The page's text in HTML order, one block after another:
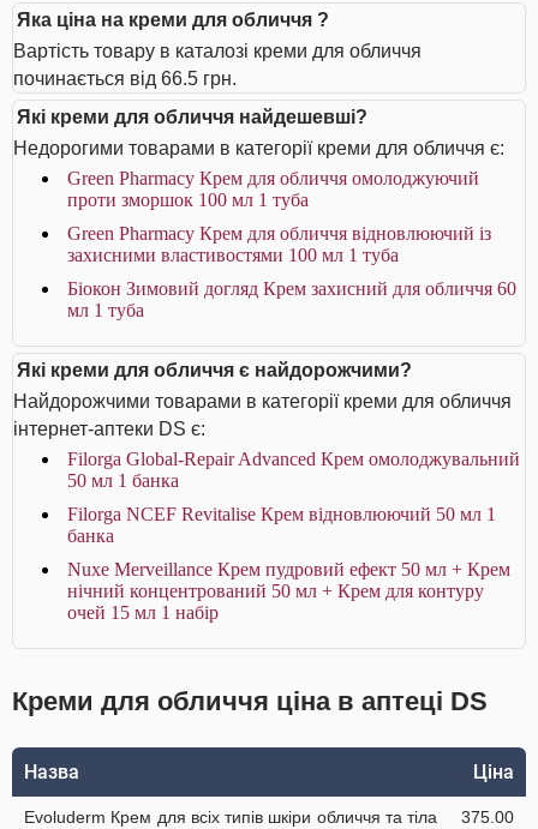
Яка ціна на креми для обличчя ?
Вартість товару в каталозі креми для обличчя
починається від 66.5 грн.
Які креми для обличчя найдешевші?
Недорогими товарами в категорії креми для обличчя є:
Green Pharmacy Крем для обличчя омолоджуючий
проти зморшок 100 мл 1 туба
Green Pharmacy Крем для обличчя відновлюючий із
захисними властивостями 100 мл 1 туба
Біокон Зимовий догляд Крем захисний для обличчя 60
мл 1 туба
Які креми для обличчя є найдорожчими?
Найдорожчими товарами в категорії креми для обличчя
інтернет-аптеки DS є:
Filorga Global-Repair Advanced Крем омолоджувальний
50 мл 1 банка
Filorga NCEF Revitalise Крем відновлюючий 50 мл 1
банка
Nuxe Merveillance Крем пудровий ефект 50 мл + Крем
нічний концентрований 50 мл + Крем для контуру
очей 15 мл 1 набір
Креми для обличчя ціна в аптеці DS
Назва Ціна
Evoluderm Крем для всіх типів шкіри обличчя та тіла
375.00